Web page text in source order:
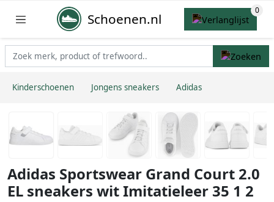
Schoenen.nl
Kinderschoenen Jongens sneakers Adidas
Adidas Sportswear Grand Court 2.0
EL sneakers wit Imitatieleer 35 1 2